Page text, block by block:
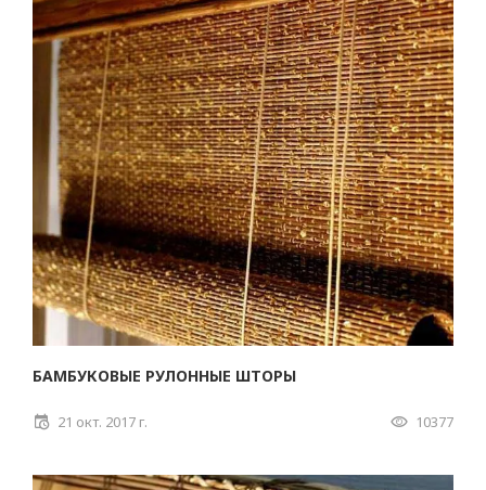
БАМБУКОВЫЕ РУЛОННЫЕ ШТОРЫ
21 окт. 2017 г. 10377